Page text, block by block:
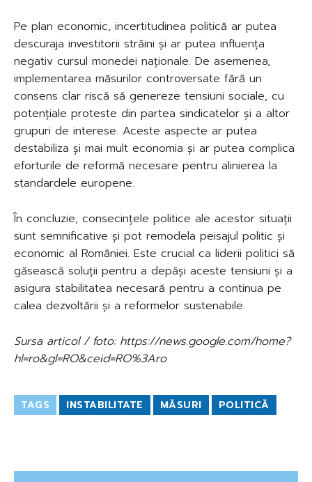
Pe plan economic, incertitudinea politică ar putea
descuraja investitorii străini și ar putea influența
negativ cursul monedei naționale. De asemenea,
implementarea măsurilor controversate fără un
consens clar riscă să genereze tensiuni sociale, cu
potențiale proteste din partea sindicatelor și a altor
grupuri de interese. Aceste aspecte ar putea
destabiliza și mai mult economia și ar putea complica
eforturile de reformă necesare pentru alinierea la
standardele europene.
În concluzie, consecințele politice ale acestor situații
sunt semnificative și pot remodela peisajul politic și
economic al României. Este crucial ca liderii politici să
găsească soluții pentru a depăși aceste tensiuni și a
asigura stabilitatea necesară pentru a continua pe
calea dezvoltării și a reformelor sustenabile.
Sursa articol / foto: https://news.google.com/home?
hl=ro&gl=RO&ceid=RO%3Aro
TAGS INSTABILITATE MĂSURI POLITICĂ